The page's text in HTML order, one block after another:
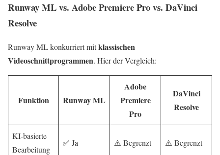
Runway ML vs. Adobe Premiere Pro vs. DaVinci
Resolve
Runway ML konkurriert mitklassischen
Videoschnittprogrammen. Hier der Vergleich:
Funktion Runway ML
Adobe
Premiere
Pro
DaVinci
Resolve
KI‑basierte
Bearbeitung
✅ Ja ⚠️ Begrenzt ⚠️ Begrenzt